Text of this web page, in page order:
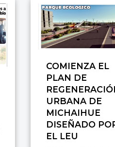
COMIENZA EL
PLAN DE
URBANA DE
MICHAIHUE
DISEÑADO
EL LEU